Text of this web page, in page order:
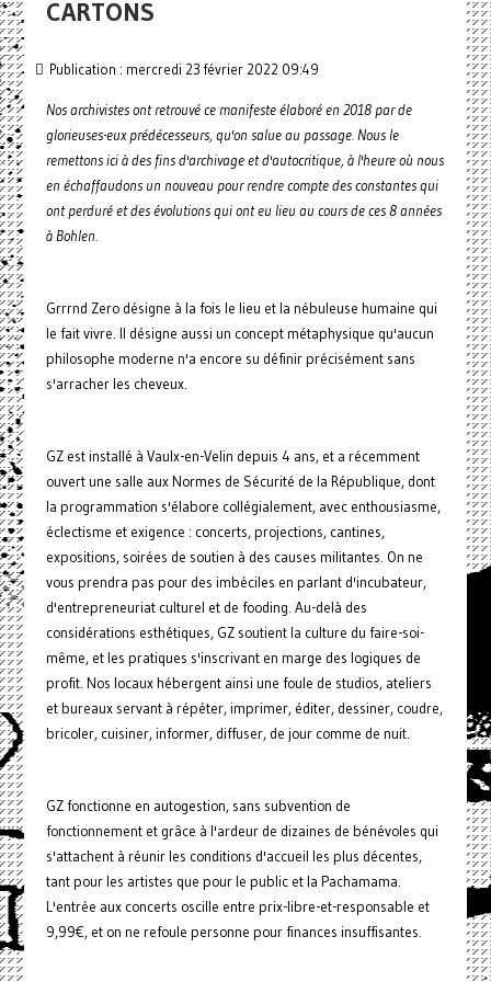
CARTONS
Publication : mercredi 23 février 2022 09:49
Nos archivistes ont retrouvé ce manifeste élaboré en 2018 par de
glorieuses-eux prédécesseurs, qu'on salue au passage. Nous le
remettons ici à des fins d'archivage et d'autocritique, à l'heure où nous
en échaffaudons un nouveau pour rendre compte des constantes qui
ont perduré et des évolutions qui ont eu lieu au cours de ces 8 années
à Bohlen.
Grrrnd Zero désigne à la fois le lieu et la nébuleuse humaine qui
le fait vivre. Il désigne aussi un concept métaphysique qu'aucun
philosophe moderne n'a encore su définir précisément sans
s'arracher les cheveux.
GZ est installé à Vaulx-en-Velin depuis 4 ans, et a récemment
ouvert une salle aux Normes de Sécurité de la République, dont
la programmation s'élabore collégialement, avec enthousiasme,
éclectisme et exigence : concerts, projections, cantines,
expositions, soirées de soutien à des causes militantes. On ne
vous prendra pas pour des imbéciles en parlant d'incubateur,
d'entrepreneuriat culturel et de fooding. Au-delà des
considérations esthétiques, GZ soutient la culture du faire-soi-
même, et les pratiques s'inscrivant en marge des logiques de
profit. Nos locaux hébergent ainsi une foule de studios, ateliers
et bureaux servant à répéter, imprimer, éditer, dessiner, coudre,
bricoler, cuisiner, informer, diffuser, de jour comme de nuit.
GZ fonctionne en autogestion, sans subvention de
fonctionnement et grâce à l'ardeur de dizaines de bénévoles qui
s'attachent à réunir les conditions d'accueil les plus décentes,
tant pour les artistes que pour le public et la Pachamama.
L'entrée aux concerts oscille entre prix-libre-et-responsable et
9,99€, et on ne refoule personne pour finances insuffisantes.